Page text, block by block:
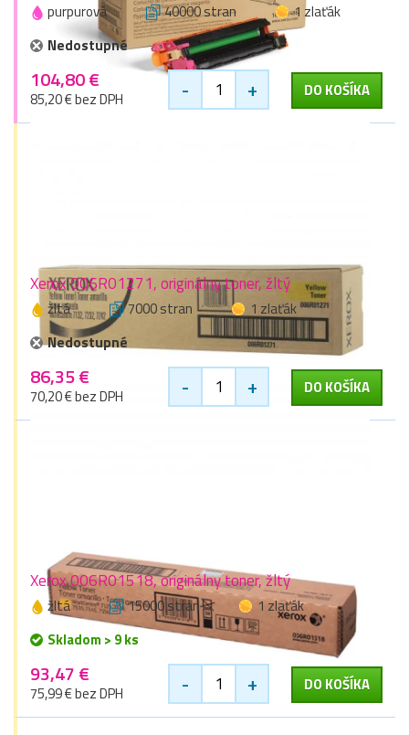
purpurová 40000 stran
1 zlaťák
Nedostupné
104,80 €
85,20 € bez DPH - + DO KOŠÍKA
Xerox 006R01271, originálny toner, žltý
žltá 7000 stran
1 zlaťák
Nedostupné
86,35 €
70,20 € bez DPH - + DO KOŠÍKA
Xerox 006R01518, originálny toner, žltý
žltá 15000 stran
1 zlaťák
Skladom > 9 ks
93,47 €
75,99 € bez DPH - + DO KOŠÍKA